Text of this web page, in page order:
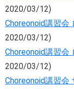
2020/03/12)
Choreonoid講習会
2020/03/12)
Choreonoid講習会
2020/03/12)
Choreonoid講習会